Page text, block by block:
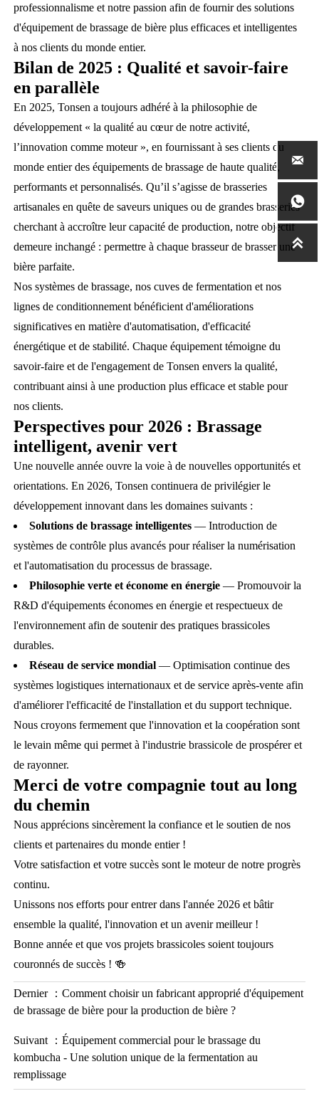
professionnalisme et notre passion afin de fournir des solutions
d'équipement de brassage de bière plus efficaces et intelligentes
à nos clients du monde entier.
Bilan de 2025 : Qualité et savoir-faire
en parallèle
En 2025, Tonsen a toujours adhéré à la philosophie de
développement « la qualité au cœur de notre activité,
l’innovation comme moteur », en fournissant à ses clients du
monde entier des équipements de brassage de haute qualité,
performants et personnalisés. Qu’il s’agisse de brasseries
artisanales en quête de saveurs uniques ou de grandes brasseries
cherchant à accroître leur capacité de production, notre objectif
demeure inchangé : permettre à chaque brasseur de brasser une
bière parfaite.
Nos systèmes de brassage, nos cuves de fermentation et nos
lignes de conditionnement bénéficient d'améliorations
significatives en matière d'automatisation, d'efficacité
énergétique et de stabilité. Chaque équipement témoigne du
savoir-faire et de l'engagement de Tonsen envers la qualité,
contribuant ainsi à une production plus efficace et stable pour
nos clients.
Perspectives pour 2026 : Brassage
intelligent, avenir vert
Une nouvelle année ouvre la voie à de nouvelles opportunités et
orientations. En 2026, Tonsen continuera de privilégier le
développement innovant dans les domaines suivants :
Solutions de brassage intelligentes— Introduction de
systèmes de contrôle plus avancés pour réaliser la numérisation
et l'automatisation du processus de brassage.
Philosophie verte et économe en énergie— Promouvoir la
R&D d'équipements économes en énergie et respectueux de
l'environnement afin de soutenir des pratiques brassicoles
durables.
Réseau de service mondial— Optimisation continue des
systèmes logistiques internationaux et de service après-vente afin
d'améliorer l'efficacité de l'installation et du support technique.
Nous croyons fermement que l'innovation et la coopération sont
le levain même qui permet à l'industrie brassicole de prospérer et
de rayonner.
Merci de votre compagnie tout au long
du chemin
Nous apprécions sincèrement la confiance et le soutien de nos
clients et partenaires du monde entier !
Votre satisfaction et votre succès sont le moteur de notre progrès
continu.
Unissons nos efforts pour entrer dans l'année 2026 et bâtir
ensemble la qualité, l'innovation et un avenir meilleur !
Bonne année et que vos projets brassicoles soient toujours
couronnés de succès ! 🍻
Dernier ： Comment choisir un fabricant approprié d'équipement
de brassage de bière pour la production de bière ?
Suivant ： Équipement commercial pour le brassage du
kombucha - Une solution unique de la fermentation au
remplissage


